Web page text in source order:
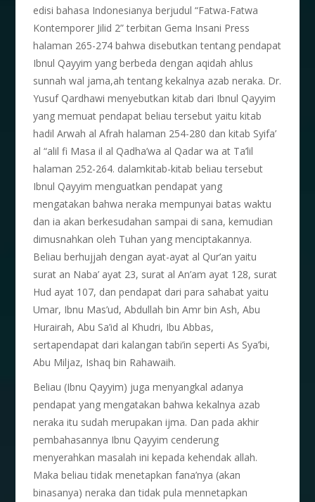
edisi bahasa Indonesianya berjudul “Fatwa-Fatwa
Kontemporer Jilid 2” terbitan Gema Insani Press
halaman 265-274 bahwa disebutkan tentang pendapat
Ibnul Qayyim yang berbeda dengan aqidah ahlus
sunnah wal jama,ah tentang kekalnya azab neraka. Dr.
Yusuf Qardhawi menyebutkan kitab dari Ibnul Qayyim
yang memuat pendapat beliau tersebut yaitu kitab
hadil Arwah al Afrah halaman 254-280 dan kitab Syifa’
al “alil fi Masa il al Qadha’wa al Qadar wa at Ta’lil
halaman 252-264. dalamkitab-kitab beliau tersebut
Ibnul Qayyim menguatkan pendapat yang
mengatakan bahwa neraka mempunyai batas waktu
dan ia akan berkesudahan sampai di sana, kemudian
dimusnahkan oleh Tuhan yang menciptakannya.
Beliau berhujjah dengan ayat-ayat al Qur’an yaitu
surat an Naba’ ayat 23, surat al An’am ayat 128, surat
Hud ayat 107, dan pendapat dari para sahabat yaitu
Umar, Ibnu Mas’ud, Abdullah bin Amr bin Ash, Abu
Hurairah, Abu Sa’id al Khudri, Ibu Abbas,
sertapendapat dari kalangan tabi’in seperti As Sya’bi,
Abu Miljaz, Ishaq bin Rahawaih.
Beliau (Ibnu Qayyim) juga menyangkal adanya
pendapat yang mengatakan bahwa kekalnya azab
neraka itu sudah merupakan ijma. Dan pada akhir
pembahasannya Ibnu Qayyim cenderung
menyerahkan masalah ini kepada kehendak allah.
Maka beliau tidak menetapkan fana’nya (akan
binasanya) neraka dan tidak pula mennetapkan